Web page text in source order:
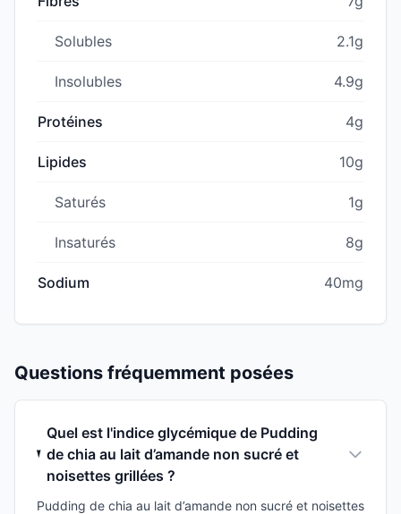
Solubles 2.1g
Insolubles 4.9g
Protéines 4g
Lipides 10g
Saturés 1g
Insaturés 8g
Sodium 40mg
Questions fréquemment posées
Quel est l'indice glycémique de Pudding
de chia au lait d’amande non sucré et
noisettes grillées ?
Pudding de chia au lait d’amande non sucré et noisettes